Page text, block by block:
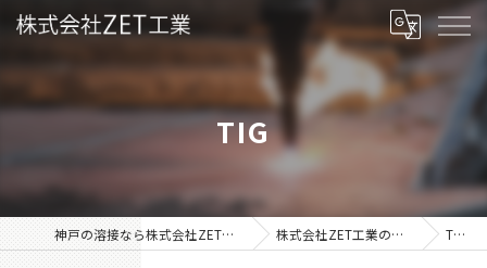
TIG
神戸の溶接なら株式会社ZET工業 株式会社ZET工業の特徴 TIG